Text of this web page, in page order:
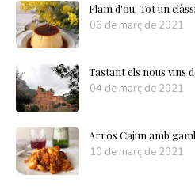
Flam d'ou. Tot un
06 de març de 2021
Tastant els nous vins
04 de març de 2021
Arròs Cajun amb
10 de març de 2021